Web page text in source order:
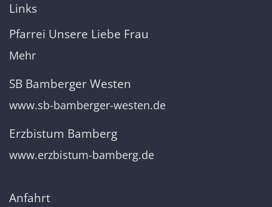
Links
Pfarrei Unsere Liebe Frau
Mehr
SB Bamberger Westen
www.sb-bamberger-westen.de
Erzbistum Bamberg
www.erzbistum-bamberg.de
Anfahrt